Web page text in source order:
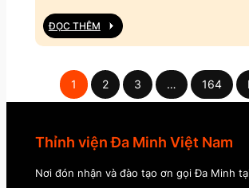
ĐỌC THÊM
1 2 3 … 164
Thỉnh viện Đa Minh Việt Nam
Nơi đón nhận và đào tạo ơn gọi Đa Minh